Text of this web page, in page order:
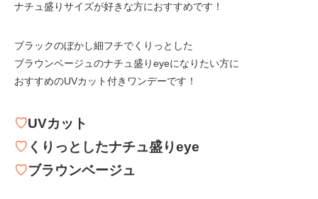
ナチュ盛りサイズが好きな方におすすめです！
ブラックのぼかし細フチでくりっとした
ブラウンベージュのナチュ盛りeyeになりたい方に
おすすめのUVカット付きワンデーです！
♡UVカット
♡ くりっとしたナチュ盛りeye
♡ブラウンベージュ